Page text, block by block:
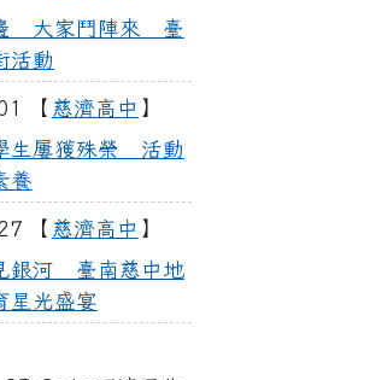
大家鬥陣來 臺
活動
【 慈濟高中 】
生屢獲殊榮 活動
養
【 慈濟高中 】
銀河 臺南慈中地
星光盛宴